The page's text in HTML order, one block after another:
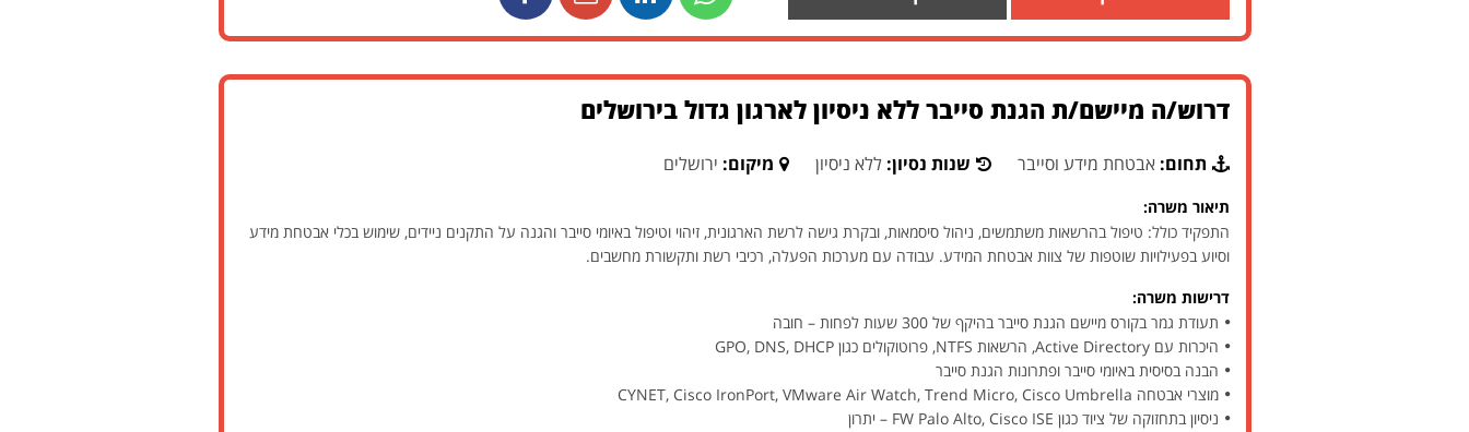
דרוש/ה מיישם/ת הגנת סייבר ללא ניסיון לארגון גדול בירושלים
תחום:אבטחת מידע וסייבר שנות נסיון:ללא ניסיון מיקום: ירושלים
תיאור משרה:
התפקיד כולל: טיפול בהרשאות משתמשים, ניהול סיסמאות, ובקרת גישה לרשת הארגונית, זיהוי וטיפול באיומי סייבר והגנה על התקנים ניידים, שימוש בכלי אבטחת מידע
וסיוע בפעילויות שוטפות של צוות אבטחת המידע. עבודה עם מערכות הפעלה, רכיבי רשת ותקשורת מחשבים.
דרישות משרה:
תעודת גמר בקורס מיישם הגנת סייבר בהיקף של 300 שעות לפחות – חובה
היכרות עם Active Directory, הרשאות NTFS, פרוטוקולים כגון GPO, DNS, DHCP
הבנה בסיסית באיומי סייבר ופתרונות הגנת סייבר
מוצרי אבטחה CYNET, Cisco IronPort, VMware Air Watch, Trend Micro, Cisco Umbrella
ניסיון בתחזוקה של ציוד כגון FW Palo Alto, Cisco ISE – יתרון